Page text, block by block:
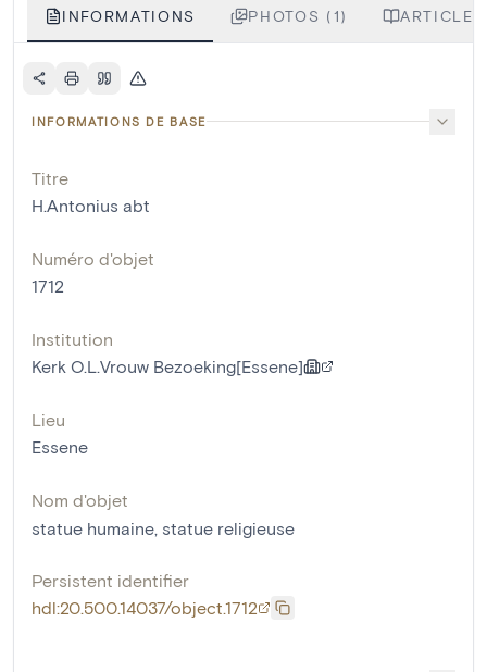
INFORMATIONS PHOTOS (1)
INFORMATIONS DE BASE
Titre
H.Antonius abt
Numéro d'objet
1712
Institution
Kerk O.L.Vrouw Bezoeking[Essene]
Lieu
Essene
Nom d'objet
statue humaine statue religieuse
Persistent identifier
hdl:20.500.14037/object.1712